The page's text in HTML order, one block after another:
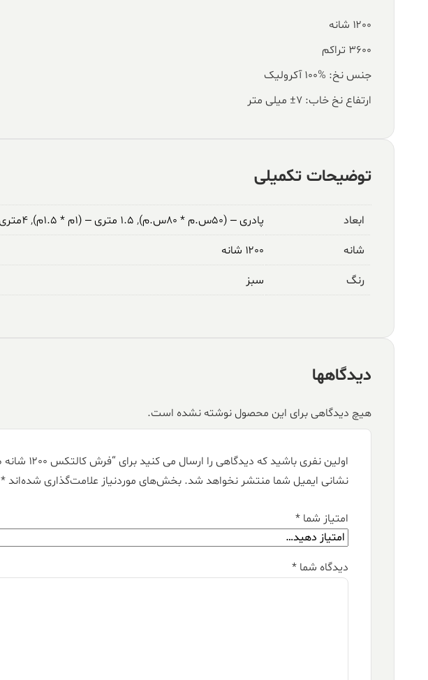
۱۲۰۰ شانه
۳۶۰۰ تراکم
جنس نخ: %100 آکرولیک
ارتفاع نخ خاب: ۷± میلی متر
توضیحات تکمیلی
ابعاد پادری – (۵۰س.م * ۸۰س.م) , ۱.۵ متری – (۱م * ۱.۵م) ,۴متری – (۱.۵م * ۲.۲۵م)
شانه
۱۲۰۰ شانه
رنگ
سبز
دیدگاهها
هیچ دیدگاهی برای این محصول نوشته نشده است.
اولین نفری باشید که دیدگاهی را ارسال می کنید برای “فرش کالتکس ۱۲۰۰ شانه طرح آورگل سبز سیر حاشیه آبی”
نشانی ایمیل شما منتشر نخواهد شد. بخش‌های موردنیاز علامت‌گذاری شده‌اند *
امتیاز شما *
دیدگاه شما *